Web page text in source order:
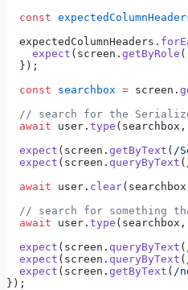
  const
  expectedColumnHeaders.
    expect
(screen. getByRole (
  });
  const
searchbox = screen.
// search for the
  await
user. type (searchbox,
  expect
(screen. getByText ( /
  expect
(screen. queryByText (
  await
user. clear
// search for something
  await
user. type (searchbox,
  expect
(screen. queryByText (
  expect
(screen. queryByText (
  expect
(screen. getByText ( /
});